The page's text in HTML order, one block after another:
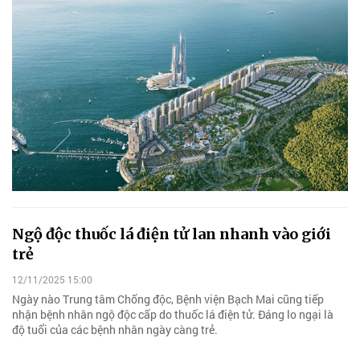
Ngộ độc thuốc lá điện tử lan nhanh vào giới
trẻ
12/11/2025 15:00
Ngày nào Trung tâm Chống độc, Bệnh viện Bạch Mai cũng tiếp
nhận bệnh nhân ngộ độc cấp do thuốc lá điện tử. Đáng lo ngại là
độ tuổi của các bệnh nhân ngày càng trẻ.